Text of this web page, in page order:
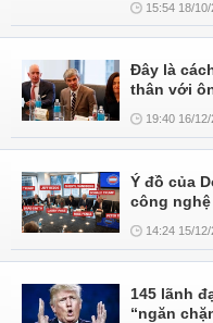
15:54 18/
Đây là
thân với
19:40 16/
Ý đồ của
công
14:24 15/
145 lãnh
“ngăn